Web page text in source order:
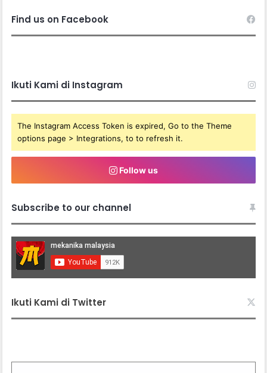
Find us on Facebook
Ikuti Kami di Instagram
The Instagram Access Token is expired, Go to the Theme
options page > Integrations, to to refresh it.
Follow us
Subscribe to our channel
Ikuti Kami di Twitter